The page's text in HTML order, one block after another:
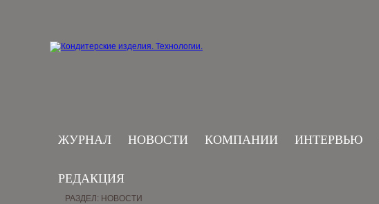
ЖУРНАЛ НОВОСТИ КОМПАНИИ ИНТЕРВЬЮ
РЕДАКЦИЯ
РАЗДЕЛ: НОВОСТИ